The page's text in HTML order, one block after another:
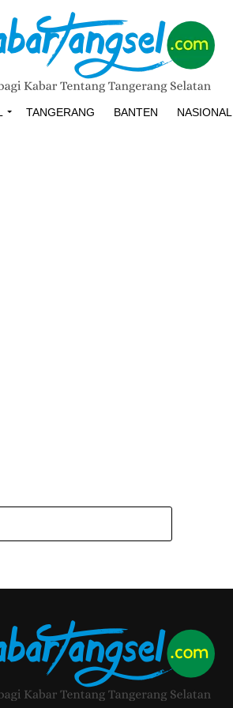
TANGERANG BANTEN NASIONAL